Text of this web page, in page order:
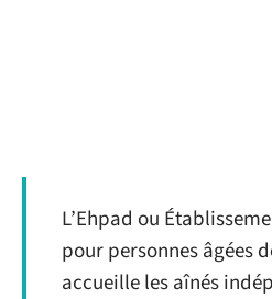
L’Ehpad ou
pour personnes âgées
accueille les aînés